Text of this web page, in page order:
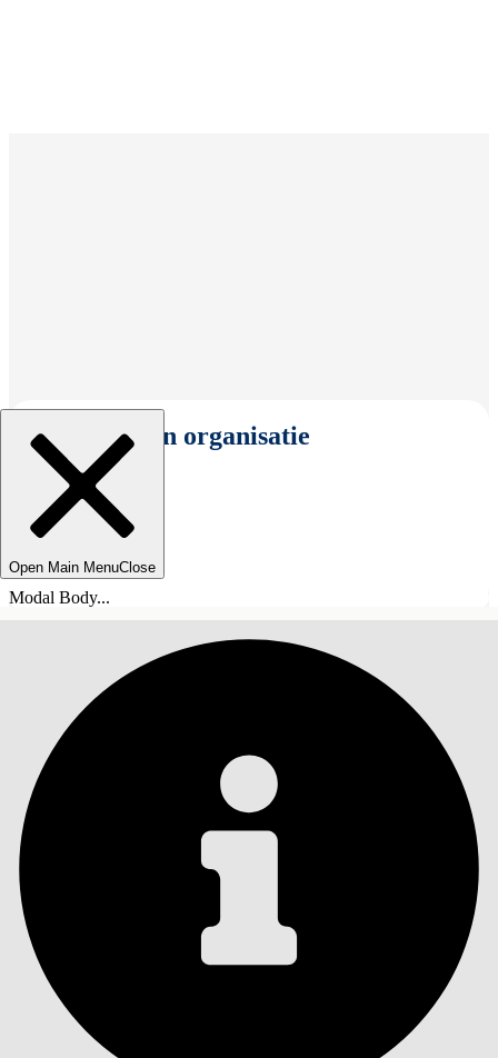
Selecteer een organisatie
Open Main MenuClose
Modal Body...
INHOUDSOPGAVE
Zoeken